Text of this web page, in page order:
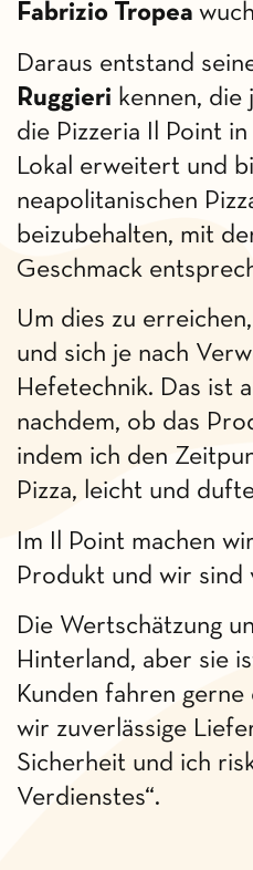
Fabrizio Tropea
Daraus entstand
Ruggieri kennen,
die Pizzeria Il Point
Lokal erweitert und
neapolitanischen
beizubehalten, mit
Geschmack
Um dies zu
und sich je nach
Hefetechnik. Das ist
nachdem, ob das
indem ich den
Pizza, leicht und
Im Il Point machen
Produkt und wir sind
Die Wertschätzung
Hinterland, aber sie
Kunden fahren
wir zuverlässige
Sicherheit und ich
Verdienstes“.